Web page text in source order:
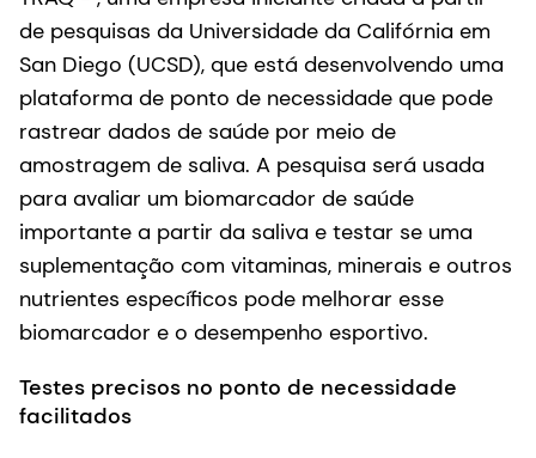
de pesquisas da Universidade da Califórnia em
San Diego (UCSD), que está desenvolvendo uma
plataforma de ponto de necessidade que pode
rastrear dados de saúde por meio de
amostragem de saliva. A pesquisa será usada
para avaliar um biomarcador de saúde
importante a partir da saliva e testar se uma
suplementação com vitaminas, minerais e outros
nutrientes específicos pode melhorar esse
biomarcador e o desempenho esportivo.
Testes precisos no ponto de necessidade
facilitados